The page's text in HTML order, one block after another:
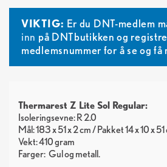
VIKTIG: Er du DNT-medlem
inn på DNTbutikken og
medlemsnummer for å se og få
Thermarest Z Lite Sol Regular:
Isoleringsevne: R 2.0
Mål: 183 x 51 x 2 cm / Pakket 14 x 10 x 51
Vekt: 410 gram
Farger: Gul metall